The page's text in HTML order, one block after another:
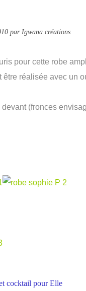
par Igwana créations
pour cette robe
être réalisée avec un
(fronces
cocktail pour Elle